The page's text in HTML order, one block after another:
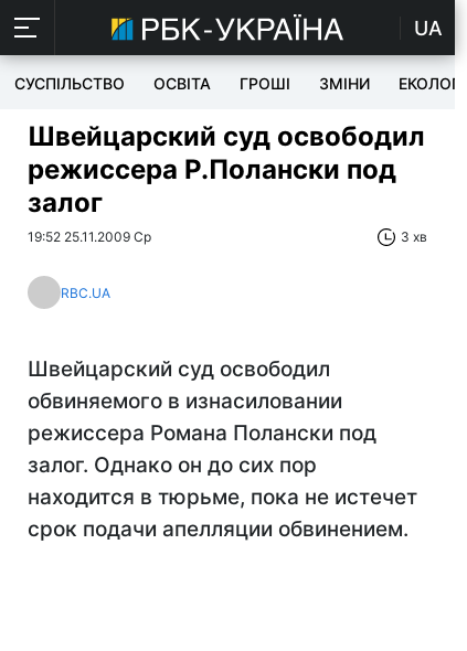
UA
СУСПІЛЬСТВО ОСВІТА ГРОШІ ЗМІНИ ЕКОЛОГІЯ
Швейцарский суд освободил
режиссера Р.Полански под
залог
19:52 25.11.2009 Ср 3 хв
RBC.UA
Швейцарский суд освободил
обвиняемого в изнасиловании
режиссера Романа Полански под
залог. Однако он до сих пор
находится в тюрьме, пока не истечет
срок подачи апелляции обвинением.